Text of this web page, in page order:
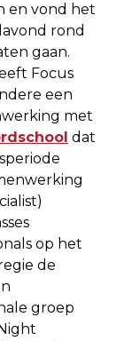
en vond het
rond
gaan.
Focus
een
met
dat
op het
de
groep